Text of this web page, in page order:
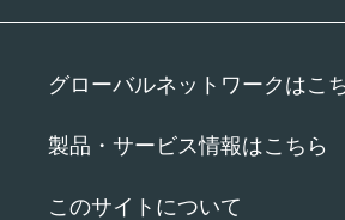
グローバルネットワークはこ
製品・サービス情報はこちら
このサイトについて